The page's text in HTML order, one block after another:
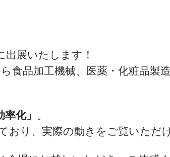
出展いたします！
食品加工機械、医薬・化粧品製
化」 。
おり、実際の動きをご覧いただ